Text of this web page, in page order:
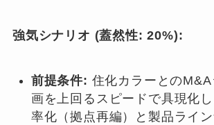
強気シナリオ (蓋然性: 20%):
前提条件: 住化カラーとの
画を上回るスピードで具現化
率化（拠点再編）と製品ライ